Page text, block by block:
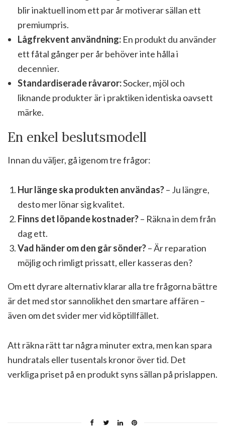
blir inaktuell inom ett par år motiverar sällan ett
premiumpris.
Lågfrekvent användning: En produkt du använder
ett fåtal gånger per år behöver inte hålla i
decennier.
Standardiserade råvaror:Socker, mjöl och
liknande produkter är i praktiken identiska oavsett
märke.
En enkel beslutsmodell
Innan du väljer, gå igenom tre frågor:
Hur länge ska produkten användas?– Ju längre,
desto mer lönar sig kvalitet.
Finns det löpande kostnader?– Räkna in dem från
dag ett.
Vad händer om den går sönder?– Är reparation
möjlig och rimligt prissatt, eller kasseras den?
Om ett dyrare alternativ klarar alla tre frågorna bättre
är det med stor sannolikhet den smartare affären –
även om det svider mer vid köptillfället.
Att räkna rätt tar några minuter extra, men kan spara
hundratals eller tusentals kronor över tid. Det
verkliga priset på en produkt syns sällan på prislappen.